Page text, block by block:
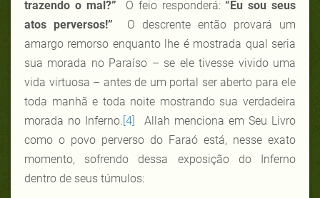
trazendo o mal?” O feio responderá: “Eu sou seus
atos perversos!” O descrente então provará um
amargo remorso enquanto lhe é mostrada qual seria
sua morada no Paraíso – se ele tivesse vivido uma
vida virtuosa – antes de um portal ser aberto para ele
toda manhã e toda noite mostrando sua verdadeira
morada no Inferno. [4]
Allah menciona em Seu Livro
como o povo perverso do Faraó está, nesse exato
momento, sofrendo dessa exposição do Inferno
dentro de seus túmulos: